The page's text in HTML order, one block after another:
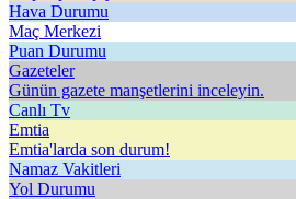
Hava Durumu
Maç Merkezi
Puan Durumu
Gazeteler
Günün gazete manşetlerini inceleyin.
Canlı Tv
Emtia
Emtia'larda son durum!
Namaz Vakitleri
Yol Durumu